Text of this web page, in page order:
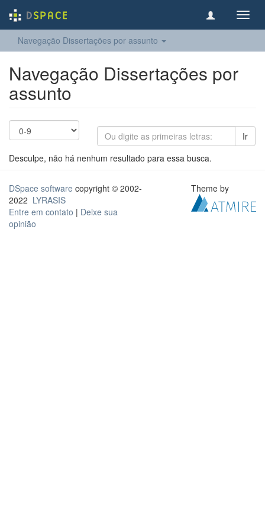
Navegação Dissertações por assunto
Navegação Dissertações por
assunto
Ir
Desculpe, não há nenhum resultado para essa busca.
DSpace software copyright © 2002-
2022 LYRASIS
Entre em contato | Deixe sua
opinião
Theme by